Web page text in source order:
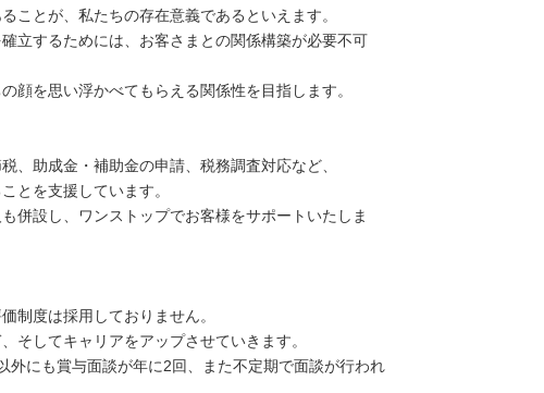
ことが、私たちの存在意義であるといえます。
立するためには、お客さまとの関係構築が必要不可
顔を思い浮かべてもらえる関係性を目指します。
、助成金・補助金の申請、税務調査対応など、
とを支援しています。
併設し、ワンストップでお客様をサポートいたしま
制度は採用しておりません。
そしてキャリアをアップさせていきます。
外にも賞与面談が年に2回、また不定期で面談が行われ